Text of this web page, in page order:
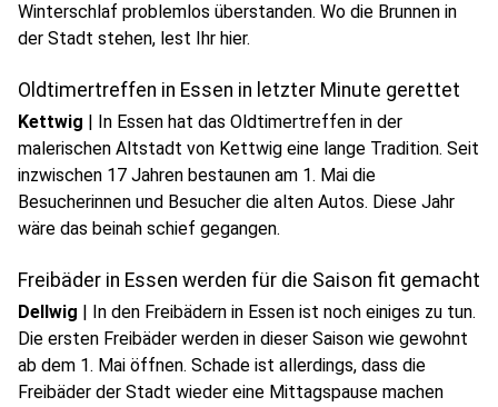
Winterschlaf problemlos überstanden. Wo die Brunnen in
der Stadt stehen, lest Ihr hier.
Oldtimertreffen in Essen in letzter Minute gerettet
Kettwig | In Essen hat das Oldtimertreffen in der
malerischen Altstadt von Kettwig eine lange Tradition. Seit
inzwischen 17 Jahren bestaunen am 1. Mai die
Besucherinnen und Besucher die alten Autos. Diese Jahr
wäre das beinah schief gegangen.
Freibäder in Essen werden für die Saison fit gemacht
Dellwig | In den Freibädern in Essen ist noch einiges zu tun.
Die ersten Freibäder werden in dieser Saison wie gewohnt
ab dem 1. Mai öffnen. Schade ist allerdings, dass die
Freibäder der Stadt wieder eine Mittagspause machen